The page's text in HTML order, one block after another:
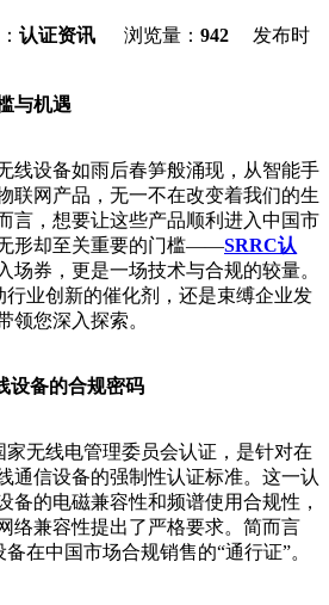
认证资讯 浏览量： 942 发布时
与机遇
线设备如雨后春笋般涌现，从智能手
联网产品，无一不在改变着我们的生
言，想要让这些产品顺利进入中国市
形却至关重要的门槛——SRRC认
场券，更是一场技术与合规的较量。
行业创新的催化剂，还是束缚企业发
领您深入探索。
设备的合规密码
无线电管理委员会认证，是针对在
通信设备的强制性认证标准。这一认
备的电磁兼容性和频谱使用合规性，
络兼容性提出了严格要求。简而言
在中国市场合规销售的“通行证”。